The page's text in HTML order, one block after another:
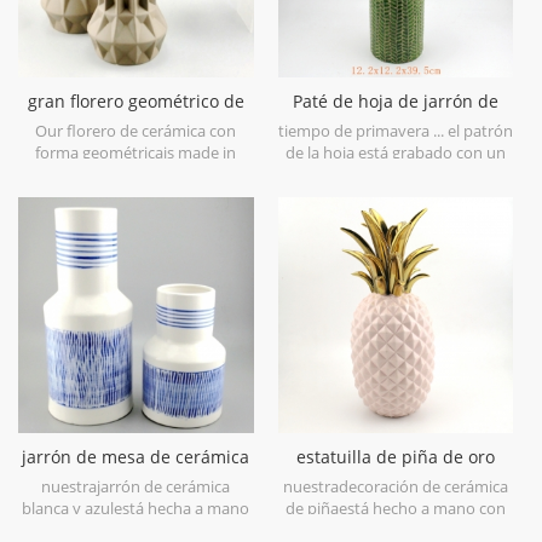
gran florero geométrico de
cerámica marrón conjunto
de 3
Our florero de cerámica con
forma geométricais made in
material in geometric shapes,it is
hand-crafted with three sizes
assorted,very nice fit with your
modern furniture.
Paté de hoja de jarrón de
cerámica verde lima
tiempo de primavera ... el patrón
de la hoja está grabado con un
vista. está hecho en gres en
china, obtén más ambiente
primaveral prueba estoflorero
de cerámica verde lima.
jarrón de mesa de cerámica
blanca y azul pintura a
mano
nuestrajarrón de cerámica
blanca y azulestá hecha a mano
estatuilla de piña de oro
rosa galvanoplastia deco
hogar
nuestradecoración de cerámica
de piñaestá hecho a mano con